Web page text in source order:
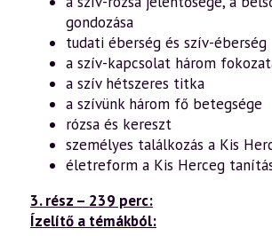
gondozása
tudati éberség és szív-éberség
a szív-kapcsolat három
a szív hétszeres titka
a szívünk három fő betegsége
rózsa és kereszt
személyes találkozás a Kis
életreform a Kis Herceg
3. rész – 239 perc:
Ízelítő a témákból: